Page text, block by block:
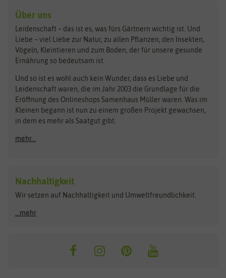
Kräutersamen
Obstsamen
Pilzbrut
Rasensamen
Steckzwiebeln
Zimmer & Kübelpflanzen
Kataloge
Schnäppchen
Anzucht & Gartenzubehör
Anzuchtschalen
Heizmatte & Heizkabel
Kokos-Quelltabletten
Zimmergewächshaus
Benary
Bingenheimer Saatgut
Bionana
BIOWOL
Blumicorn
Bûten Birds
Carl Pabst
Dürr-Samen
Feldsaaten Freudenberger
Fertil
Flora Elite
Florissa
Flortis
Franchi Sementi
Hortitops
JUB Holland
Über uns
Leidenschaft – das ist es, was fürs Gärtnern wichtig ist. Und
Liebe – viel Liebe zur Natur, zu allen Pflanzen, den Insekten,
Vögeln, Kleintieren und zum Boden, der für unsere gesunde
Ernährung so bedeutsam ist.
Und so ist es wohl auch kein Wunder, dass es Liebe und
Leidenschaft waren, die im Jahr 2003 die Grundlage für die
Eröffnung des Onlineshops Samenhaus Müller waren. Was im
Kleinen begann ist nun zu einem großen Projekt gewachsen,
in dem es mehr als Saatgut gibt.
mehr...
Nachhaltigkeit
Wir setzen auf Nachhaltigkeit und Umweltfreundlichkeit.
...mehr